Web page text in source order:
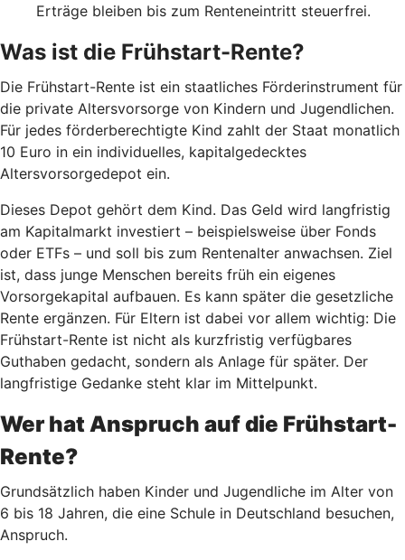
Erträge bleiben bis zum Renteneintritt steuerfrei.
Was ist die Frühstart-Rente?
Die Frühstart-Rente ist ein staatliches Förderinstrument für
die private Altersvorsorge von Kindern und Jugendlichen.
Für jedes förderberechtigte Kind zahlt der Staat monatlich
10 Euro in ein individuelles, kapitalgedecktes
Altersvorsorgedepot ein.
Dieses Depot gehört dem Kind. Das Geld wird langfristig
am Kapitalmarkt investiert – beispielsweise über Fonds
oder ETFs – und soll bis zum Rentenalter anwachsen. Ziel
ist, dass junge Menschen bereits früh ein eigenes
Vorsorgekapital aufbauen. Es kann später die gesetzliche
Rente ergänzen. Für Eltern ist dabei vor allem wichtig: Die
Frühstart-Rente ist nicht als kurzfristig verfügbares
Guthaben gedacht, sondern als Anlage für später. Der
langfristige Gedanke steht klar im Mittelpunkt.
Wer hat Anspruch auf die Frühstart-
Rente?
Grundsätzlich haben Kinder und Jugendliche im Alter von
6 bis 18 Jahren, die eine Schule in Deutschland besuchen,
Anspruch.